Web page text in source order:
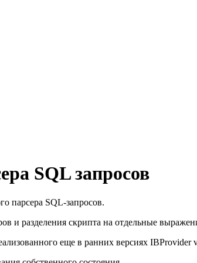
SQL запросов
парсера SQL-запросов.
и разделения скрипта на отдельные
еще в ранних версиях IBProvider